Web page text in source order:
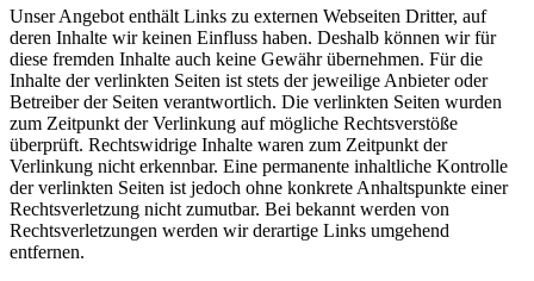
Unser Angebot enthält Links zu externen Webseiten Dritter, auf
deren Inhalte wir keinen Einfluss haben. Deshalb können wir für
diese fremden Inhalte auch keine Gewähr übernehmen. Für die
Inhalte der verlinkten Seiten ist stets der jeweilige Anbieter oder
Betreiber der Seiten verantwortlich. Die verlinkten Seiten wurden
zum Zeitpunkt der Verlinkung auf mögliche Rechtsverstöße
überprüft. Rechtswidrige Inhalte waren zum Zeitpunkt der
Verlinkung nicht erkennbar. Eine permanente inhaltliche Kontrolle
der verlinkten Seiten ist jedoch ohne konkrete Anhaltspunkte einer
Rechtsverletzung nicht zumutbar. Bei bekannt werden von
Rechtsverletzungen werden wir derartige Links umgehend
entfernen.